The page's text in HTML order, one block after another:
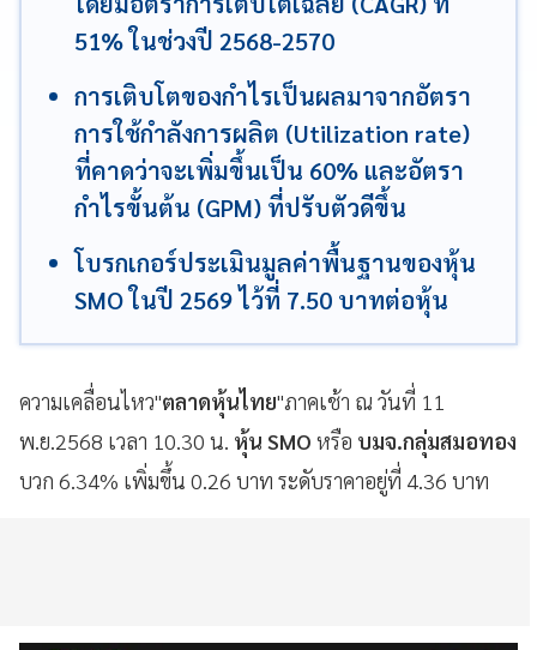
51% ในช่วงปี 2568-2570
การเติบโตของกำไรเป็นผลมาจากอัตรา
การใช้กำลังการผลิต (Utilization rate)
ที่คาดว่าจะเพิ่มขึ้นเป็น 60% และอัตรา
กำไรขั้นต้น (GPM) ที่ปรับตัวดีขึ้น
โบรกเกอร์ประเมินมูลค่าพื้นฐานของหุ้น
SMO ในปี 2569 ไว้ที่ 7.50 บาทต่อหุ้น
ความเคลื่อนไหว"ตลาดหุ้นไทย"ภาคเช้า ณ วันที่ 11
พ.ย.2568 เวลา 10.30 น. หุ้น SMO หรือ บมจ.กลุ่มสมอทอง
บวก 6.34% เพิ่มขึ้น 0.26 บาท ระดับราคาอยู่ที่ 4.36 บาท